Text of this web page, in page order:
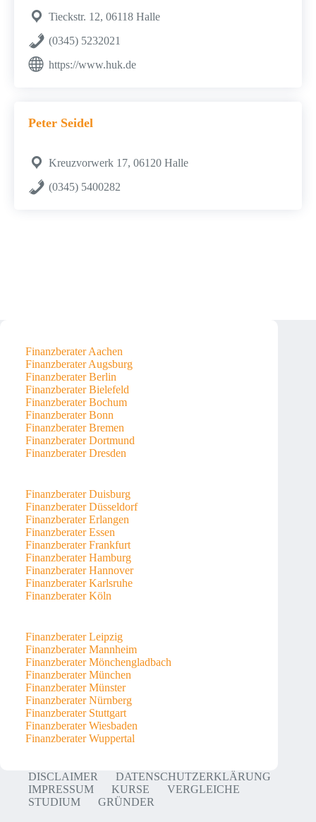
Tieckstr. 12, 06118 Halle
(0345) 5232021
https://www.huk.de
Peter Seidel
Kreuzvorwerk 17, 06120 Halle
(0345) 5400282
Finanzberater Aachen
Finanzberater Augsburg
Finanzberater Berlin
Finanzberater Bielefeld
Finanzberater Bochum
Finanzberater Bonn
Finanzberater Bremen
Finanzberater Dortmund
Finanzberater Dresden
Finanzberater Duisburg
Finanzberater Düsseldorf
Finanzberater Erlangen
Finanzberater Essen
Finanzberater Frankfurt
Finanzberater Hamburg
Finanzberater Hannover
Finanzberater Karlsruhe
Finanzberater Köln
Finanzberater Leipzig
Finanzberater Mannheim
Finanzberater Mönchengladbach
Finanzberater München
Finanzberater Münster
Finanzberater Nürnberg
Finanzberater Stuttgart
Finanzberater Wiesbaden
Finanzberater Wuppertal
DISCLAIMER
DATENSCHUTZERKLÄRUNG
IMPRESSUM
KURSE
VERGLEICHE
STUDIUM
GRÜNDER